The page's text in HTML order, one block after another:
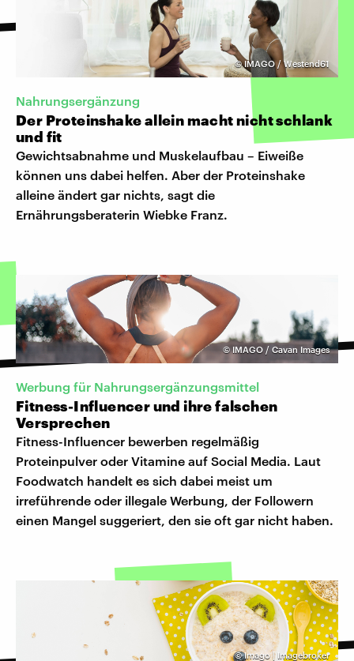
©IMAGO / Westend61
Nahrungsergänzung
Der Proteinshake allein macht nicht schlank
und fit
Gewichtsabnahme und Muskelaufbau – Eiweiße
können uns dabei helfen. Aber der Proteinshake
alleine ändert gar nichts, sagt die
Ernährungsberaterin Wiebke Franz.
©IMAGO / Cavan Images
Werbung für Nahrungsergänzungsmittel
Fitness-Influencer und ihre falschen
Versprechen
Fitness-Influencer bewerben regelmäßig
Proteinpulver oder Vitamine auf Social Media. Laut
Foodwatch handelt es sich dabei meist um
irreführende oder illegale Werbung, der Followern
einen Mangel suggeriert, den sie oft gar nicht haben.
©Imago | Imagebroker